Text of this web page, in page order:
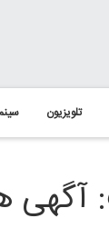
تلویزیون